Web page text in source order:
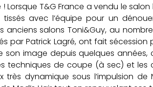
T&G France a vendu le
avec l’équipe pour un
salons Toni&Guy, au
par Patrick Lagré, ont fait sécession
image depuis quelques années,
techniques de coupe (à sec) et les
dynamique sous l’impulsion de